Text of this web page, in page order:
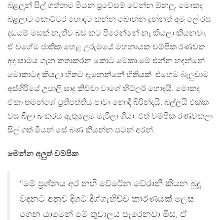
බළලුන් සිල් ගත්තාම මීයන් ප්‍රවේසම් වෙන්න ඕනලු. මොකද
බළලාට කොච්චර හොඳට කන්න බොන්න දුන්නත් අමු ලේ රස
දඩයම් මසක් නැතිව බඩ කට පිරෙන්නේ නෑ කියලා කියනවා.
ඒ වගේම ජාතික හෙළ උරුමයේ මහනායක චම්පික රණවක
අද සාමය ගැන කතාකරන කොට මේකා මේ එන්න හදන්නේ
මොකාටද කියලා හිතට දැනෙන්නේ භීතියක්. එහෙම බැලුවාම
අස්ගිරියේ උපාලි සාදු කිව්වා වාගේ හිට්ලර් හොඳයි. මොකද
ඒකා තමන්ගේ ප්‍රතිපත්තිය පාවා නොදී බිරින්දයි, බල්ලයි එක්ක
වස බීලා බංකරය ඇතුලෙම මැරිලා ගියා. එත් චම්පික රණවකලා
සිල් ගත් මීයන් සේ බණ කියන්න පටන් අරන්.
මෙන්න අලුත් චම්පික
“මේ ප‍්‍රශ්නය අර නහී වේරේන වේරානි කියන බුදු
වදනට අනුව දිගට දිග්ගැහිච්ච කාරණයක් ලෙස
ගෙන යාමෙන් මේ තුවාලය පෑරෙනවා මිස, ඒ